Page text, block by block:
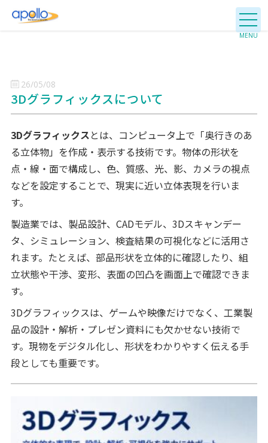
26/05/08
3Dグラフィックスについて
3Dグラフィックスとは、コンピュータ上で「奥行きのあ
る立体物」を作成・表示する技術です。物体の形状を
点・線・面で構成し、色、質感、光、影、カメラの視点
などを設定することで、現実に近い立体表現を行いま
す。
製造業では、製品設計、CADモデル、3Dスキャンデー
タ、シミュレーション、検査結果の可視化などに活用さ
れます。たとえば、部品形状を立体的に確認したり、組
立状態や干渉、変形、表面の凹凸を画面上で確認できま
す。
3Dグラフィックスは、ゲームや映像だけでなく、工業製
品の設計・解析・プレゼン資料にも欠かせない技術で
す。現物をデジタル化し、形状をわかりやすく伝える手
段としても重要です。